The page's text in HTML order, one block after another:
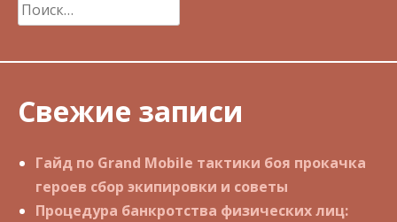
Найти:
Свежие записи
Гайд по Grand Mobile тактики боя прокачка
героев сбор экипировки и советы
Процедура банкротства физических лиц: